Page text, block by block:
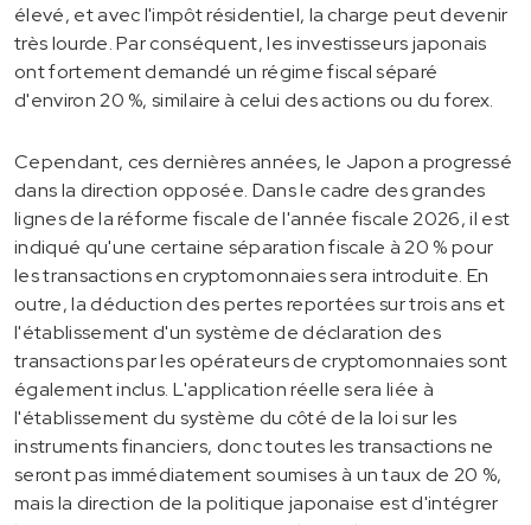
élevé, et avec l'impôt résidentiel, la charge peut devenir
très lourde. Par conséquent, les investisseurs japonais
ont fortement demandé un régime fiscal séparé
d'environ 20 %, similaire à celui des actions ou du forex.
Cependant, ces dernières années, le Japon a progressé
dans la direction opposée. Dans le cadre des grandes
lignes de la réforme fiscale de l'année fiscale 2026, il est
indiqué qu'une certaine séparation fiscale à 20 % pour
les transactions en cryptomonnaies sera introduite. En
outre, la déduction des pertes reportées sur trois ans et
l'établissement d'un système de déclaration des
transactions par les opérateurs de cryptomonnaies sont
également inclus. L'application réelle sera liée à
l'établissement du système du côté de la loi sur les
instruments financiers, donc toutes les transactions ne
seront pas immédiatement soumises à un taux de 20 %,
mais la direction de la politique japonaise est d'intégrer